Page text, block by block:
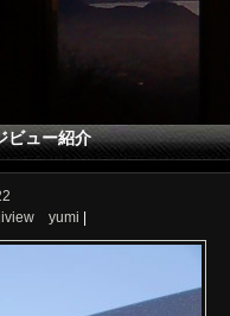
ビュー紹介
yumi